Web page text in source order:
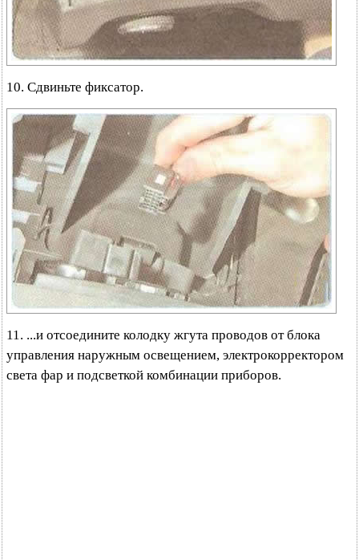
10. Сдвиньте фиксатор.
11. ...и отсоедините колодку жгута проводов от блока
управления наружным освещением, электрокорректором
света фар и подсветкой комбинации приборов.